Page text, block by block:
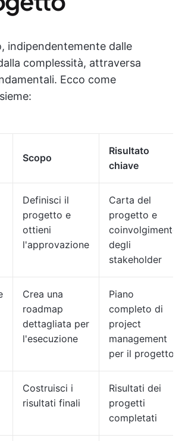
indipendentemente dalle
complessità, attraversa
Ecco come
Scopo
Risultato
chiave
Definisci il
progetto e
ottieni
l'approvazione
Carta del
progetto e
coinvolgimento
degli
stakeholder
Crea una
roadmap
dettagliata per
l'esecuzione
Piano
completo di
project
management
per il progetto
Costruisci i
risultati finali
Risultati dei
progetti
completati